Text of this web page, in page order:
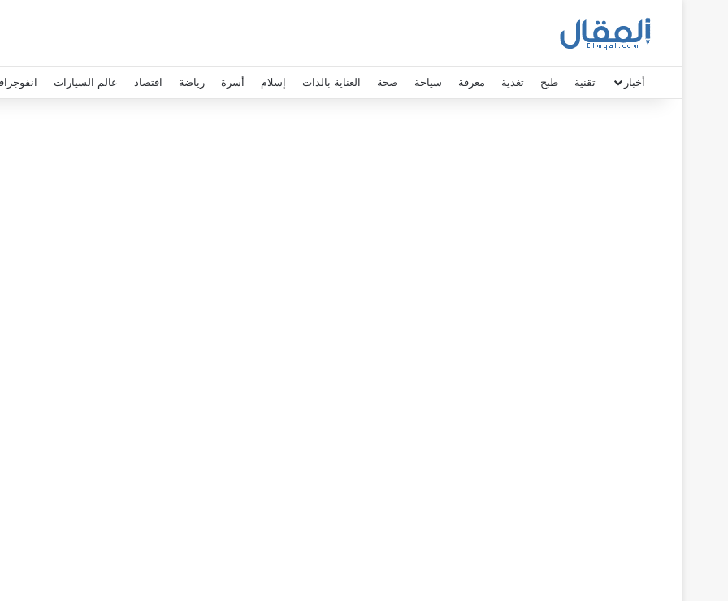
أخبار تقنية طبخ تغذية معرفة سياحة صحة العناية بالذات إسلام أسرة رياضة اقتصاد عالم السيارات